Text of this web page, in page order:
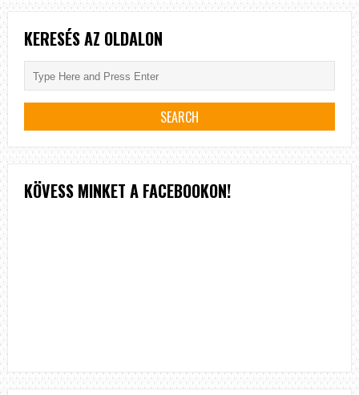
KERESÉS AZ OLDALON
KÖVESS MINKET A FACEBOOKON!